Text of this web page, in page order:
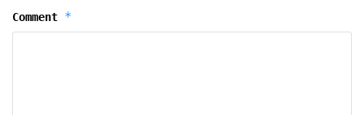
Comment *